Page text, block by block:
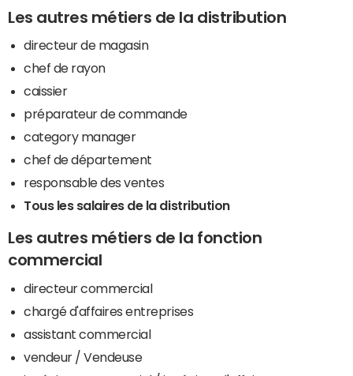
Les autres métiers de la distribution
directeur de magasin
chef de rayon
caissier
préparateur de commande
category manager
chef de département
responsable des ventes
Tous les salaires de la distribution
Les autres métiers de la fonction
commercial
directeur commercial
chargé d'affaires entreprises
assistant commercial
vendeur / Vendeuse